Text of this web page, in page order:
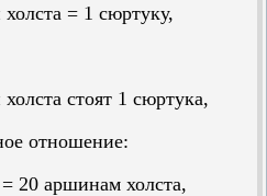
= 1 сюртуку,
стоят 1 сюртука,
отношение:
20 аршинам холста,